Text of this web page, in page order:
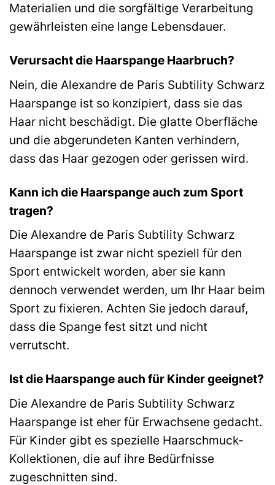
Materialien und die sorgfältige Verarbeitung
gewährleisten eine lange Lebensdauer.
Verursacht die Haarspange Haarbruch?
Nein, die Alexandre de Paris Subtility Schwarz
Haarspange ist so konzipiert, dass sie das
Haar nicht beschädigt. Die glatte Oberfläche
und die abgerundeten Kanten verhindern,
dass das Haar gezogen oder gerissen wird.
Kann ich die Haarspange auch zum Sport
tragen?
Die Alexandre de Paris Subtility Schwarz
Haarspange ist zwar nicht speziell für den
Sport entwickelt worden, aber sie kann
dennoch verwendet werden, um Ihr Haar beim
Sport zu fixieren. Achten Sie jedoch darauf,
dass die Spange fest sitzt und nicht
verrutscht.
Ist die Haarspange auch für Kinder geeignet?
Die Alexandre de Paris Subtility Schwarz
Haarspange ist eher für Erwachsene gedacht.
Für Kinder gibt es spezielle Haarschmuck-
Kollektionen, die auf ihre Bedürfnisse
zugeschnitten sind.